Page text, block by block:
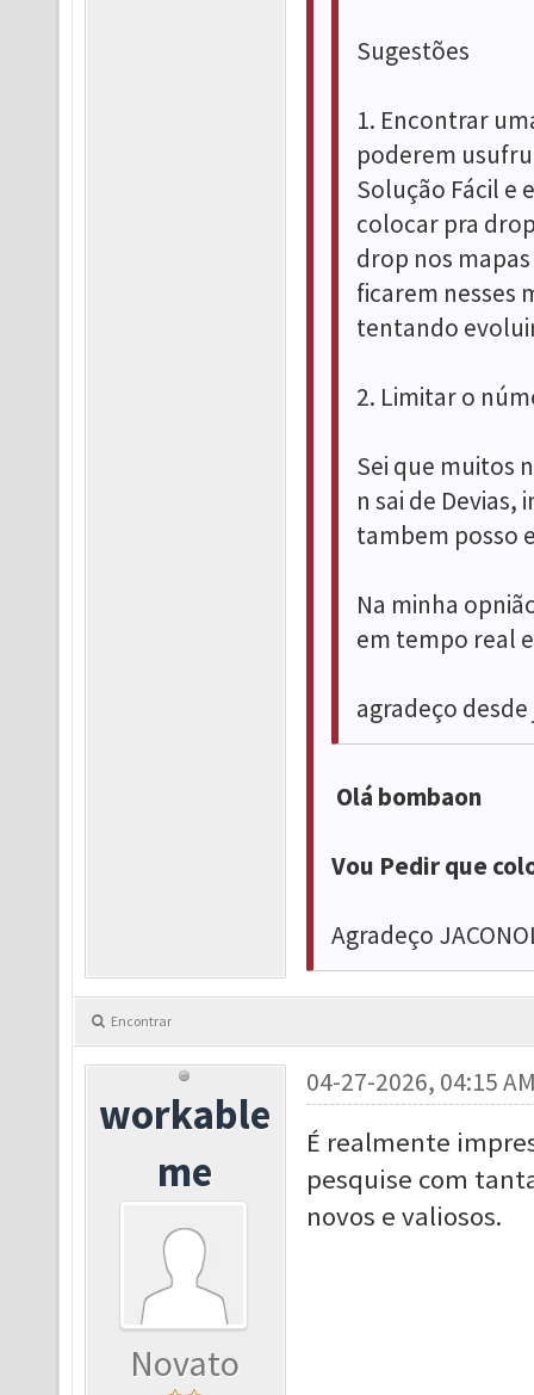
Sugestões
1. Encontrar
poderem
Solução Fácil e
colocar pra
drop nos
ficarem nesses
tentando
2. Limitar o
Sei que muitos
n sai de
tambem posso
Na minha
em tempo real
agradeço
Olá bombaon
Vou Pedir que
Agradeço
Encontrar
workable
me
Novato
04-27-2026, 04:15
É realmente
pesquise com
novos e valiosos.